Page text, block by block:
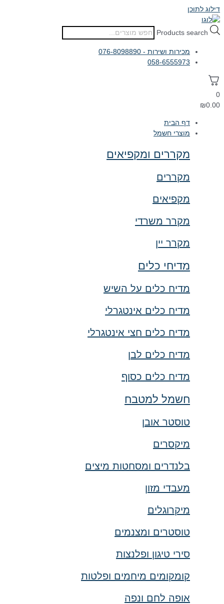
דילוג לתוכן
Products search
מכירות ושירות - 076-8098890
058-6555973
0
₪0.00
דף הבית
מוצרי חשמל
מקררים ומקפיאים
מקררים
מקפיאים
מקרר משרדי
מקרר יין
מדיחי כלים
מדיח כלים על השיש
מדיח כלים אינטגרלי
מדיח כלים חצי אינטגרלי
מדיח כלים לבן
מדיח כלים כסוף
חשמל למטבח
טוסטר אובן
מיקסרים
בלנדרים ומסחטות מיצים
מעבדי מזון
מיקרוגלים
טוסטרים ומצנמים
סירי טיגון ופלנצות
קומקומים מיחמים ופלטות
אופה לחם ונפה